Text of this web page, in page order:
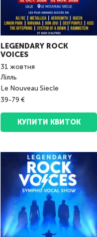
LEGENDARY ROCK
VOICES
31 жовтня
Лілль
Le Nouveau Siecle
39-79 €
КУПИТИ КВИТОК